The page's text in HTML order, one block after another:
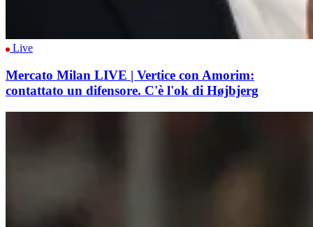
Live
Mercato Milan LIVE | Vertice con Amorim:
contattato un difensore. C'è l'ok di Højbjerg